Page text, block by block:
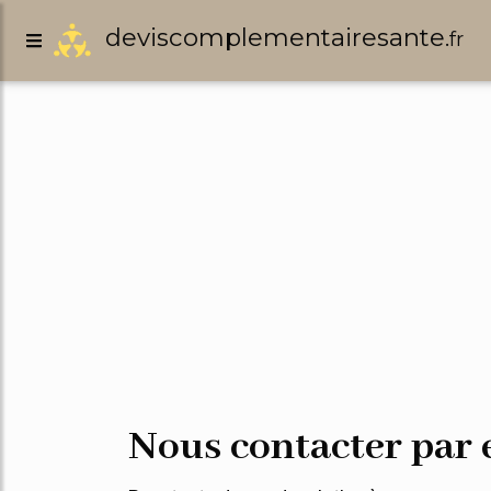
deviscomplementairesante.fr
Nous contacter par